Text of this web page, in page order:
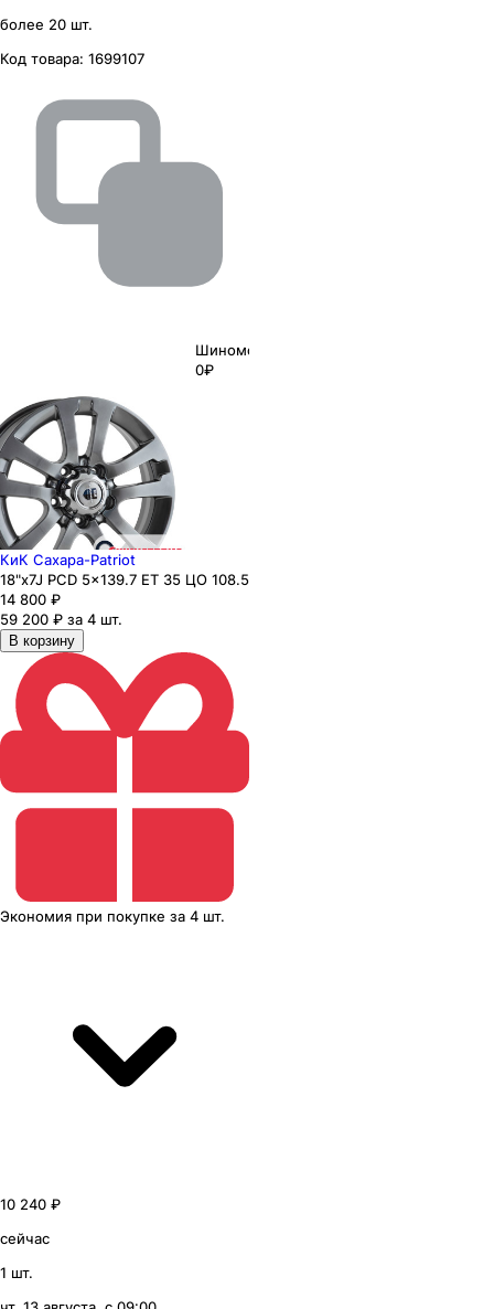
более 20 шт.
Код товара: 1699107
Шиномонтаж
0₽
КиК Сахара-Patriot
18"x7J PCD 5x139.7 ЕТ 35 ЦО 108.5
14 800 ₽
59 200 ₽ за 4 шт.
В корзину
Экономия при покупке за 4 шт.
10 240 ₽
сейчас
1 шт.